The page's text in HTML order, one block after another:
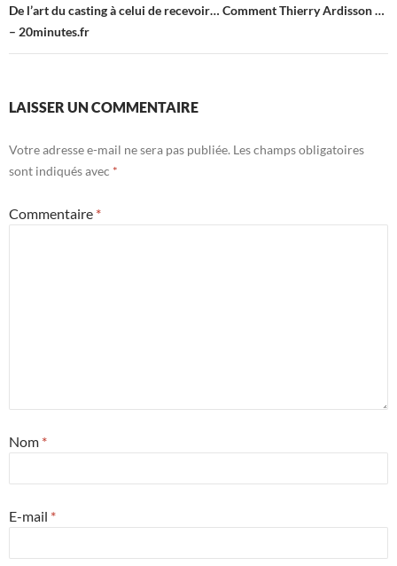
De l’art du casting à celui de recevoir… Comment Thierry Ardisson …
– 20minutes.fr
LAISSER UN COMMENTAIRE
Votre adresse e-mail ne sera pas publiée. Les champs obligatoires
sont indiqués avec *
Commentaire *
Nom *
E-mail *